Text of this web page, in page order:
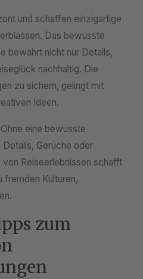
und schaffen einzigartige
Das bewusste
bewahrt nicht nur Details,
nachhaltig. Die
zu sichern, gelingt mit
Ideen.
eine bewusste
Gerüche oder
Reiseerlebnissen schafft
fremden Kulturen,
zum